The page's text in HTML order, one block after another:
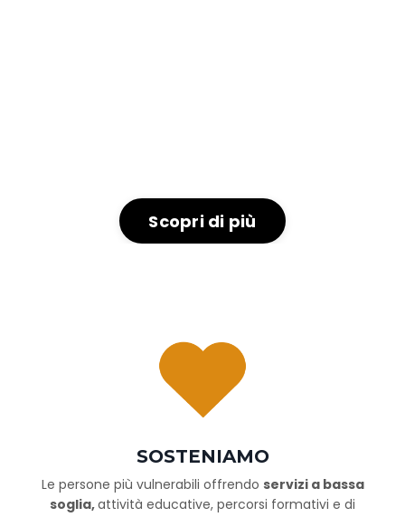
Scopri di più
SOSTENIAMO
Le persone più vulnerabili offrendo servizi a bassa
soglia,attività educative, percorsi formativi e di